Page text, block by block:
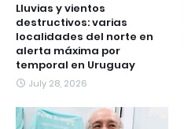
Lluvias y vientos
destructivos: varias
localidades del norte en
alerta máxima por
temporal en Uruguay
July 28, 2026